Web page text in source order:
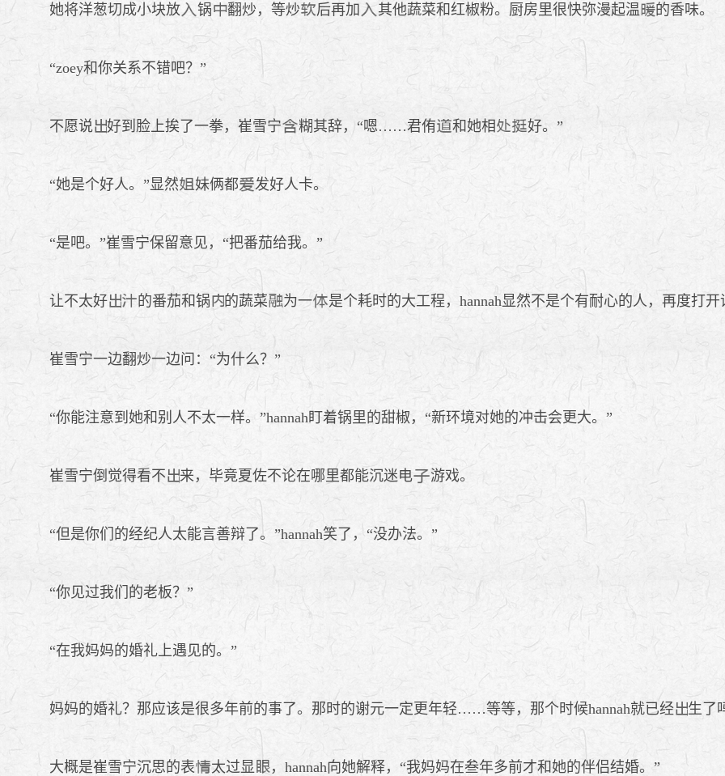
她将洋葱切成小块放 锅 翻炒，等炒 后再加 其他蔬菜和红椒粉。厨房里很快弥漫起温 的香味。
“zoey和你关系不错吧？”
不愿说 好到脸上挨了一拳，崔雪宁 糊其辞，“嗯……君侑 和她相 好。”
“她是个好人。”显然 妹俩都 发好人卡。
“是吧。”崔雪宁保留意见，“把番茄给我。”
让不太好 的番茄和锅 的蔬菜 为一 是个耗时的大工程，hannah显然不是个有耐心的人，再度打
崔雪宁一边翻炒一边问：“为什么？”
“你能注意到她和别人不太一样。”hannah盯着锅里的甜椒，“新环境对她的冲击会更大。”
崔雪宁倒觉得看不 来，毕竟夏佐不论在哪里都能沉迷电 游戏。
“但是你们的经纪人太能言善辩了。”hannah笑了，“没办法。”
“你见过我们的老板？”
“在我妈妈的婚礼上遇见的。”
妈妈的婚礼？那应该是很多年前的事了。那时的谢元一定更年轻……等等，那个时候hannah就已经 生了
大概是崔雪宁沉思的表 太过显 ，hannah向她解释，“我妈妈在叁年多前才和她的伴侣结婚。”